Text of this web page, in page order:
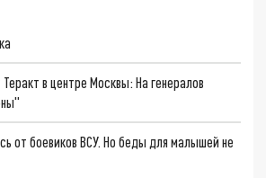
в центре Москвы: На генералов
от боевиков ВСУ. Но беды для малышей не